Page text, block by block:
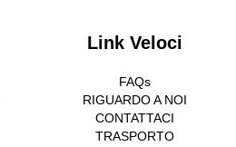
Link Veloci
FAQs
RIGUARDO A NOI
CONTATTACI
TRASPORTO